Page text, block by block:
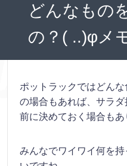
どんなもの
の？( ..)φメ
ポットラックではどん
の場合もあれば、サラ
前に決めておく場合もあ
みんなでワイワイ何を